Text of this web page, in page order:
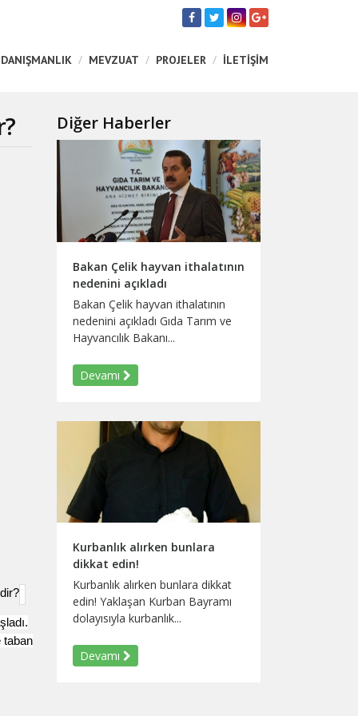
MEVZUAT PROJELER İLETİŞİM
taban
Diğer Haberler
Bakan Çelik hayvan ithalatının
nedenini açıkladı
Bakan Çelik hayvan ithalatının
nedenini açıkladı Gıda Tarım ve
Hayvancılık Bakanı...
Devamı
Kurbanlık alırken bunlara
dikkat edin!
Kurbanlık alırken bunlara dikkat
edin! Yaklaşan Kurban Bayramı
dolayısıyla kurbanlık...
Devamı